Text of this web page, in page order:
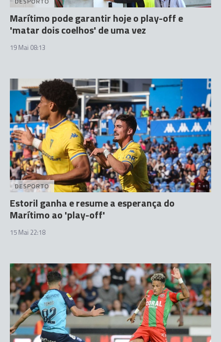
Marítimo pode garantir hoje o play-off e
'matar dois coelhos' de uma vez
19 Mai 08:13
DESPORTO
Estoril ganha e resume a esperança do
Marítimo ao 'play-off'
15 Mai 22:18